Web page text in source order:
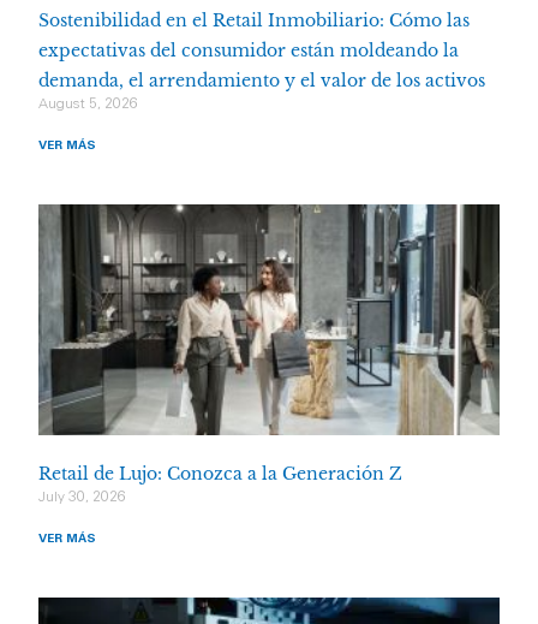
Sostenibilidad en el Retail Inmobiliario: Cómo las
expectativas del consumidor están moldeando la
demanda, el arrendamiento y el valor de los activos
August 5, 2026
VER MÁS
Retail de Lujo: Conozca a la Generación Z
July 30, 2026
VER MÁS